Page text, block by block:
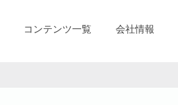
コンテンツ一覧 会社情報